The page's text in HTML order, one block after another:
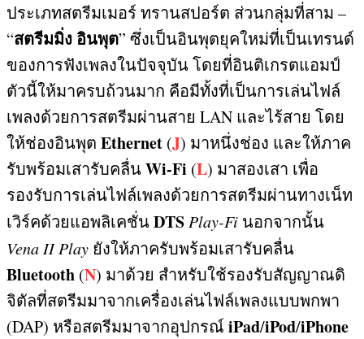
ประเภทสตรีมเมอร์ ทรานสปอร์ต ส่วนกลุ่มที่สาม –
“สตรีมมิ่ง อินพุต” ซึ่งเป็นอินพุตยุคใหม่ที่เป็นเทรนด์
ของการฟังเพลงในปัจจุบัน โดยที่อินติเกรตแอมป์
ตัวนี้ให้มาครบถ้วนมาก คือมีทั้งที่เป็นการเล่นไฟล์
เพลงด้วยการสตรีมผ่านสาย LAN และไร้สาย โดย
ให้ช่องอินพุต Ethernet (J) มาหนึ่งช่อง และให้ภาค
รับพร้อมเสารับคลื่นWi-Fi (L) มาสองเสา เพื่อ
รองรับการเล่นไฟล์เพลงด้วยการสตรีมผ่านทางเน็ท
เวิร์คด้วยแอพลิเคชั่นDTS Play-Fi นอกจากนั้น
Vena II Play ยังให้ภาครับพร้อมเสารับคลื่น
Bluetooth (N) มาด้วย สำหรับใช้รองรับสัญญาณดิ
จิตัลที่สตรีมมาจากเครื่องเล่นไฟล์เพลงแบบพกพา
(DAP) หรือสตรีมมาจากอุปกรณ์ iPad/iPod/iPhone